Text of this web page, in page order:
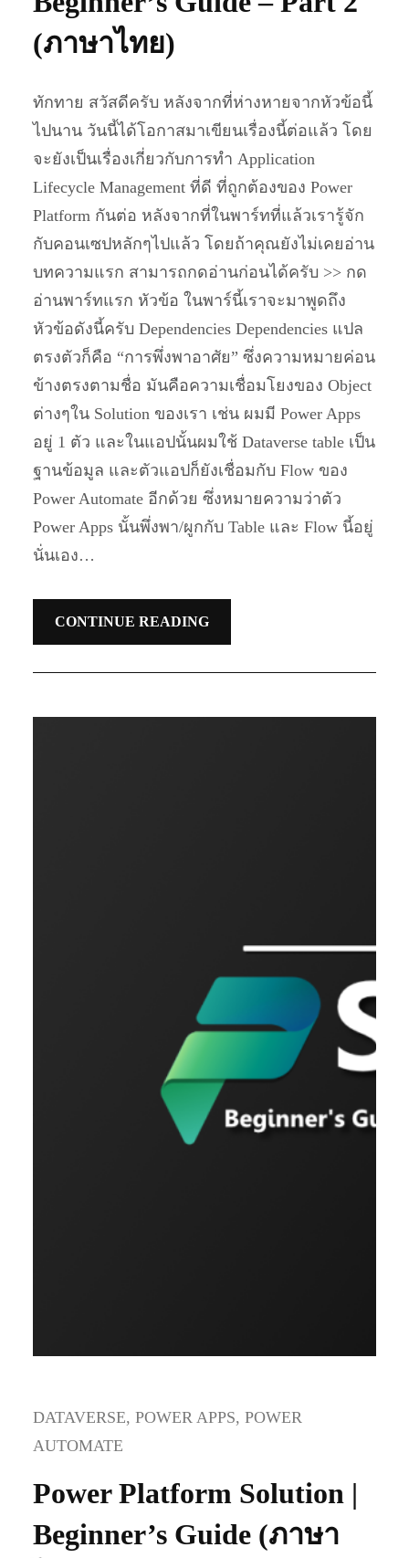
(ภาษาไทย)
ทักทาย สวัสดีครับ หลังจากที่ห่างหายจากหัวข้อนี้
ไปนาน วันนี้ได้โอกาสมาเขียนเรื่องนี้ต่อแล้ว โดย
จะยังเป็นเรื่องเกี่ยวกับการทำ Application
Lifecycle Management ที่ดี ที่ถูกต้องของ Power
Platform กันต่อ หลังจากที่ในพาร์ทที่แล้วเรารู้จัก
กับคอนเซปหลักๆไปแล้ว โดยถ้าคุณยังไม่เคยอ่าน
บทความแรก สามารถกดอ่านก่อนได้ครับ >> กด
อ่านพาร์ทแรก หัวข้อ ในพาร์นี้เราจะมาพูดถึง
หัวข้อดังนี้ครับ Dependencies Dependencies แปล
ตรงตัวก็คือ “การพึ่งพาอาศัย” ซึ่งความหมายค่อน
ข้างตรงตามชื่อ มันคือความเชื่อมโยงของ Object
ต่างๆใน Solution ของเรา เช่น ผมมี Power Apps
อยู่ 1 ตัว และในแอปนั้นผมใช้ Dataverse table เป็น
ฐานข้อมูล และตัวแอปก็ยังเชื่อมกับ Flow ของ
Power Automate อีกด้วย ซึ่งหมายความว่าตัว
Power Apps นั้นพึ่งพา/ผูกกับ Table และ Flow นี้อยู่
นั่นเอง…
CONTINUE READING
DATAVERSE, POWER APPS, POWER
AUTOMATE
Power Platform Solution |
Beginner’s Guide (ภาษา